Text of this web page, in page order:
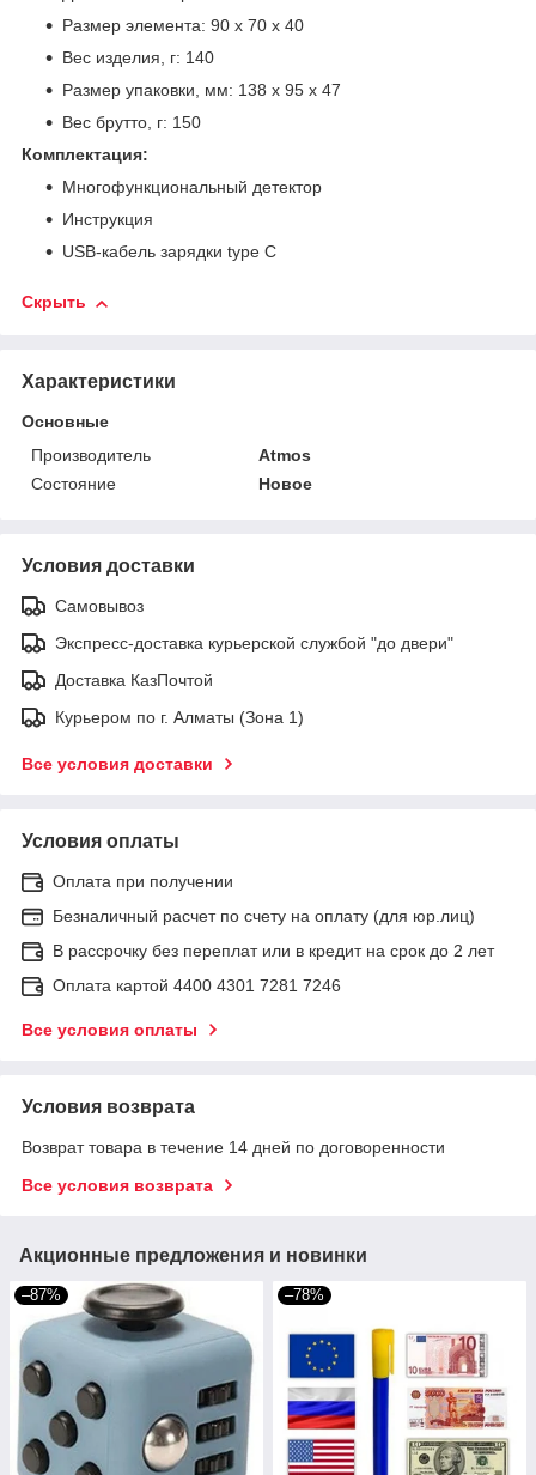
Размер элемента: 90 х 70 х 40
Вес изделия, г: 140
Размер упаковки, мм: 138 х 95 х 47
Вес брутто, г: 150
Комплектация:
Многофункциональный детектор
Инструкция
USB-кабель зарядки type C
Скрыть
Характеристики
Основные
Производитель
Atmos
Состояние
Новое
Условия доставки
Самовывоз
Экспресс-доставка курьерской службой "до двери"
Доставка КазПочтой
Курьером по г. Алматы (Зона 1)
Все условия доставки
Условия оплаты
Оплата при получении
Безналичный расчет по счету на оплату (для юр.лиц)
В рассрочку без переплат или в кредит на срок до 2 лет
Оплата картой 4400 4301 7281 7246
Все условия оплаты
Условия возврата
Возврат товара в течение 14 дней по договоренности
Все условия возврата
Акционные предложения и новинки
–87% –78%